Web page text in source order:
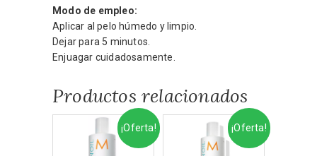
Modo de empleo:
Aplicar al pelo húmedo y limpio.
Dejar para 5 minutos.
Enjuagar cuidadosamente.
Productos relacionados
¡Oferta! ¡Oferta!